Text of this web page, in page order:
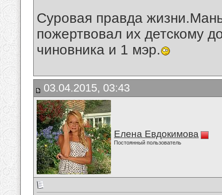
Суровая правда
пожертвовал их детскому
чиновника и 1 мэр.
03.04.2015, 03:43
Елена Евдокимова
Постоянный пользователь